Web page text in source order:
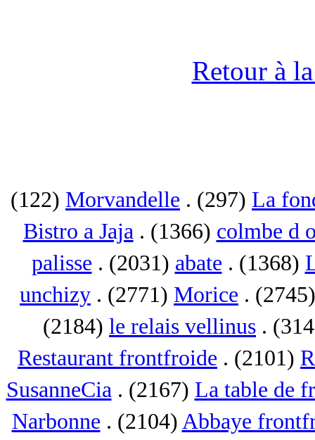
Retour à
(122) Morvandelle . (297) La
Bistro a Jaja. (1366) colmbe d
palisse . (2031) abate . (1368)
unchizy . (2771) Morice .
(2184) le relais vellinus .
Restaurant frontfroide . (2101)
SusanneCia. (2167) La table de
Narbonne . (2104) Abbaye